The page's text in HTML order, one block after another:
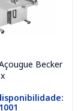
Becker